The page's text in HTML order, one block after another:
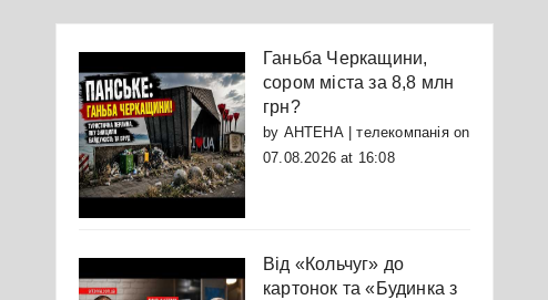
Ганьба Черкащини,
сором міста за 8,8 млн
грн?
by АНТЕНА | телекомпаніяon
07.08.2026 at 16:08
Від «Кольчуг» до
картонок та «Будинка з